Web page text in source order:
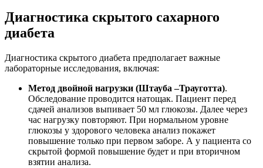
Диагностика скрытого сахарного
диабета
Диагностика скрытого диабета предполагает важные
лабораторные исследования, включая:
Метод двойной нагрузки (Штауба –Трауготта).
Обследование проводится натощак. Пациент перед
сдачей анализов выпивает 50 мл глюкозы. Далее через
час нагрузку повторяют. При нормальном уровне
глюкозы у здорового человека анализ покажет
повышение только при первом заборе. А у пациента со
скрытой формой повышение будет и при вторичном
взятии анализа.